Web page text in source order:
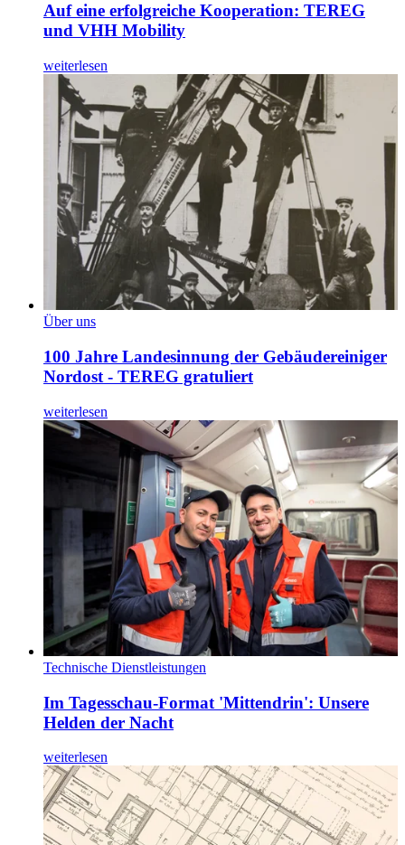
Auf eine erfolgreiche Kooperation: TEREG
und VHH Mobility
weiterlesen
Über uns
100 Jahre Landesinnung der Gebäudereiniger
Nordost - TEREG gratuliert
weiterlesen
Technische Dienstleistungen
Im Tagesschau-Format 'Mittendrin': Unsere
Helden der Nacht
weiterlesen